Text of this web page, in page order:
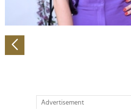
soziale Medien, Werbung und
Partner führen diese
haben oder die sie im Rahmen
gesammelt haben.
Advertisement